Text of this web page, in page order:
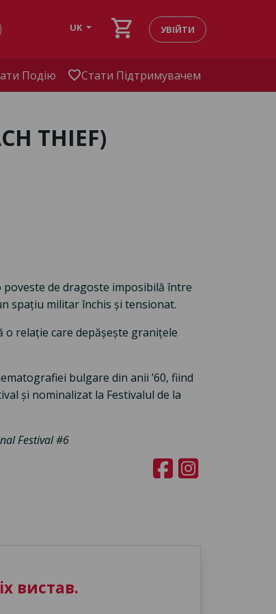
UK shopping_cart УВІЙТИ
Подію favoriteСтати Підтримувачем
THIEF)
de dragoste imposibilă între
spațiu militar închis și tensionat.
relație care depășește granițele
bulgare din anii ’60, fiind
și nominalizat la Festivalul de la
Festival #6
вистав.